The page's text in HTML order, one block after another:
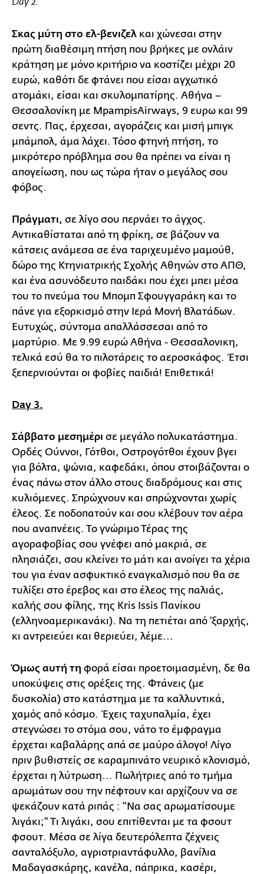
Σκας μύτη στο ελ-βενιζελ και χώνεσαι στην
πρώτη διαθέσιμη πτήση που βρήκες με ονλάιν
κράτηση με μόνο κριτήριο να κοστίζει μέχρι 20
ευρώ, καθότι δε φτάνει που είσαι αγχωτικό
ατομάκι, είσαι και σκυλομπατίρης. Αθήνα –
Θεσσαλονίκη με MpampisAirways, 9 ευρω και 99
σεντς. Πας, έρχεσαι, αγοράζεις και μισή μπιγκ
μπάμπολ, άμα λάχει. Τόσο φτηνή πτήση, το
μικρότερο πρόβλημα σου θα πρέπει να είναι η
απογείωση, που ως τώρα ήταν ο μεγάλος σου
φόβος.
Πράγματι, σε λίγο σου περνάει το άγχος.
Αντικαθίσταται από τη φρίκη, σε βάζουν να
κάτσεις ανάμεσα σε ένα ταριχευμένο μαμούθ,
δώρο της Κτηνιατρικής Σχολής Αθηνών στο ΑΠΘ,
και ένα ασυνόδευτο παιδάκι που έχει μπει μέσα
του το πνεύμα του Μπομπ Σφουγγαράκη και το
πάνε για εξορκισμό στην Ιερά Μονή Βλατάδων.
Ευτυχώς, σύντομα απαλλάσσεσαι από το
μαρτύριο. Με 9.99 ευρώ Αθήνα - Θεσσαλονικη,
τελικά εσύ θα το πιλοτάρεις το αεροσκάφος. Έτσι
ξεπερνιούνται οι φοβίες παιδιά! Επιθετικά!
Day 3.
Σάββατο μεσημέρι σε μεγάλο πολυκατάστημα.
Ορδές Ούννοι, Γότθοι, Οστρογότθοι έχουν βγει
για βόλτα, ψώνια, καφεδάκι, όπου στοιβάζονται ο
ένας πάνω στον άλλο στους διαδρόμους και στις
κυλιόμενες. Σπρώχνουν και σπρώχνονται χωρίς
έλεος. Σε ποδοπατούν και σου κλέβουν τον αέρα
που αναπνέεις. Το γνώριμο Τέρας της
αγοραφοβίας σου γνέφει από μακριά, σε
πλησιάζει, σου κλείνει το μάτι και ανοίγει τα χέρια
του για έναν ασφυκτικό εναγκαλισμό που θα σε
τυλίξει στο έρεβος και στο έλεος της παλιάς,
καλής σου φίλης, της Kris Issis Πανίκου
(ελληνοαμερικανάκι). Να τη πετιέται από 'ξαρχής,
κι αντρειεύει και θεριεύει, λέμε...
Όμως αυτή τη φορά είσαι προετοιμασμένη, δε θα
υποκύψεις στις ορέξεις της. Φτάνεις (με
δυσκολία) στο κατάστημα με τα καλλυντικά,
χαμός από κόσμο. Έχεις ταχυπαλμία, έχει
στεγνώσει το στόμα σου, νάτο το έμφραγμα
έρχεται καβαλάρης απά σε μαύρο άλογο! Λίγο
πριν βυθιστείς σε καραμπινάτο νευρικό κλονισμό,
έρχεται η λύτρωση... Πωλήτριες από το τμήμα
αρωμάτων σου την πέφτουν και αρχίζουν να σε
ψεκάζουν κατά ριπάς : "Να σας αρωματίσουμε
λιγάκι;" Τι λιγάκι, σου επιτίθενται με τα φσουτ
φσουτ. Μέσα σε λίγα δευτερόλεπτα ζέχνεις
σανταλόξυλο, αγριοτριαντάφυλλο, βανίλια
Μαδαγασκάρης, κανέλα, πάπρικα, κασέρι,